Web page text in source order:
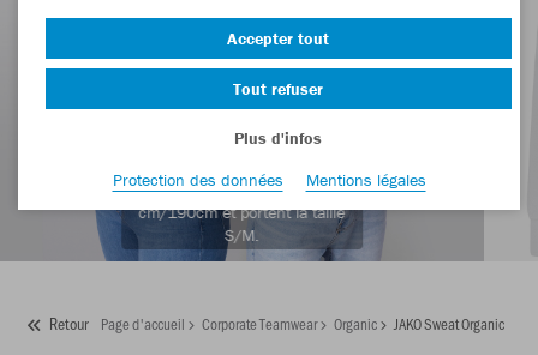
Les modèles mesurent 175
cm/190cm et portent la taille
S/M.
Retour Page d'accueil Corporate Teamwear Organic JAKO Sweat Organic
Accepter tout
Tout refuser
Plus d'infos
Protection des données
Mentions légales